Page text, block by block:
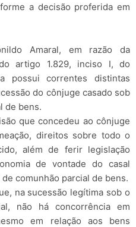
a decisão proferida em
Amaral, em razão da
artigo 1.829, inciso I, do
possui correntes distintas
do cônjuge casado sob
de bens.
que concedeu ao cônjuge
direitos sobre todo o
além de ferir legislação
de vontade do casal
comunhão parcial de bens.
na sucessão legítima sob o
não há concorrência em
em relação aos bens